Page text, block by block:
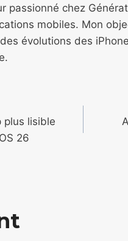
passionné chez
mobiles. Mon
évolutions des
plus lisible
26